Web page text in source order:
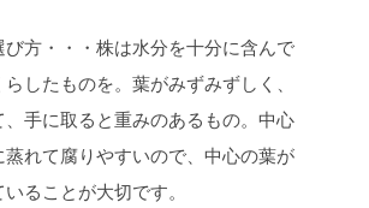
び方・・・株は水分を十分に含んで
したものを。 葉がみずみずしく、
手に取ると重みのあるもの。 中心
れて腐りやすいので、中心の葉が
ることが大切です。